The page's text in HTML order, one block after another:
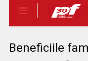
Beneficiile